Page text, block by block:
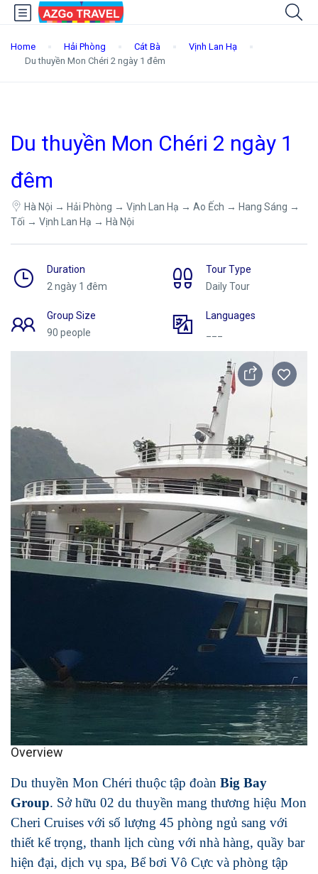
Home Hải Phòng Cát Bà
Vịnh Lan Hạ
Du thuyền Mon Chéri 2 ngày 1 đêm
Du thuyền Mon Chéri 2 ngày 1
đêm
Hà Nội → Hải Phòng → Vịnh Lan Hạ → Ao Ếch → Hang Sáng →
Tối → Vịnh Lan Hạ → Hà Nội
Duration
2 ngày 1 đêm
Tour Type
Daily Tour
Group Size
90 people
Languages
Overview
Du thuyền Mon Chéri thuộc tập đoàn Big Bay
Group. Sở hữu 02 du thuyền mang thương hiệu Mon
Cheri Cruises với số lượng 45 phòng ngủ sang với
thiết kế trọng, thanh lịch cùng với nhà hàng, quầy bar
hiện đại, dịch vụ spa, Bể bơi Vô Cực và phòng tập